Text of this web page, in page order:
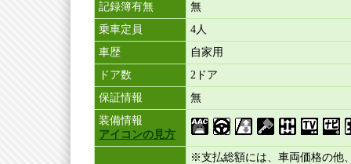
記録簿有無
無
乗車定員
4人
車歴
自家用
ドア数
2ドア
保証情報
無
装備情報
アイコンの見方
※支払総額には、車両価格の他